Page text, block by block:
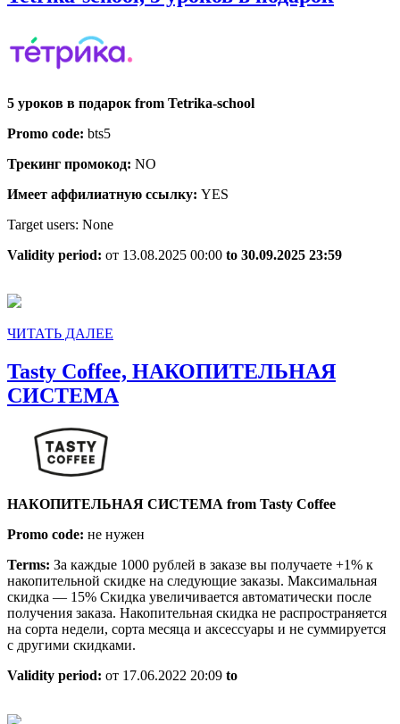
5 уроков в подарок from Tetrika-school
Promo code: bts5
Трекинг промокод: NO
Имеет аффилиатную ссылку: YES
Target users: None
Validity period: от 13.08.2025 00:00 to 30.09.2025 23:59
ЧИТАТЬ ДАЛЕЕ
Tasty Coffee, НАКОПИТЕЛЬНАЯ
СИСТЕМА
НАКОПИТЕЛЬНАЯ СИСТЕМА from Tasty Coffee
Promo code: не нужен
Terms: За каждые 1000 рублей в заказе вы получаете +1% к
накопительной скидке на следующие заказы. Максимальная
скидка — 15% Скидка увеличивается автоматически после
получения заказа. Накопительная скидка не распространяется
на сорта недели, сорта месяца и аксессуары и не суммируется
с другими скидками.
Validity period: от 17.06.2022 20:09 to